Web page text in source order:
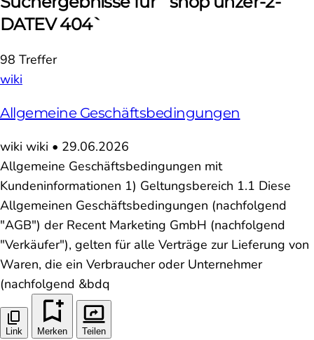
DATEV 404`
98 Treffer
wiki
Allgemeine Geschäftsbedingungen
wiki wiki • 29.06.2026
Allgemeine Geschäftsbedingungen mit
Kundeninformationen 1) Geltungsbereich 1.1 Diese
Allgemeinen Geschäftsbedingungen (nachfolgend
"AGB") der Recent Marketing GmbH (nachfolgend
"Verkäufer"), gelten für alle Verträge zur Lieferung von
Waren, die ein Verbraucher oder Unternehmer
(nachfolgend &bdq
Link Merken Teilen